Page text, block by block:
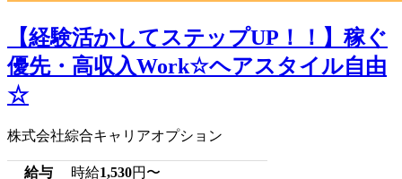
【経験活かしてステップUP！！】稼ぐ
優先・高収入Work☆ヘアスタイル自由
☆
株式会社綜合キャリアオプション
給与 時給1,530円〜